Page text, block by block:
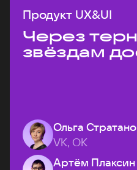
Продукт UX&UI
Через
звёздам
Ольга
VK, ОК
Артём Плаксин